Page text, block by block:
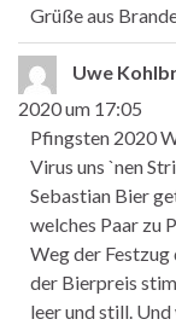
Grüße aus
Uwe
2020um 17:05
Pfingsten 2020
Virus uns `nen
Sebastian Bier
welches Paar zu
Weg der Festzug
der Bierpreis
leer und still.